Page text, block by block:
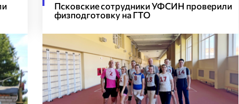
Псковские сотрудники УФСИН проверили
физподготовку на ГТО